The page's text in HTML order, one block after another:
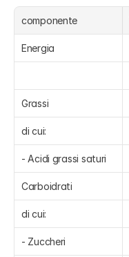
componente
Energia
Grassi
di cui:
- Acidi grassi saturi
Carboidrati
di cui:
- Zuccheri